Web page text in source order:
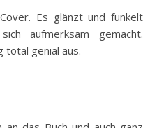
Es glänzt und funkelt
aufmerksam gemacht.
total genial aus.